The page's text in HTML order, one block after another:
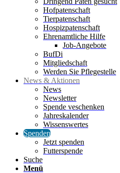
Hofpatenschaft
Tierpatenschaft
Hospizpatenschaft
Ehrenamtliche Hilfe
Job-Angebote
BufDi
Mitgliedschaft
Werden Sie Pflegestelle
News & Aktionen
News
Newsletter
Spende veschenken
Jahreskalender
Wissenswertes
Spenden
Jetzt spenden
Futterspende
Suche
Menü